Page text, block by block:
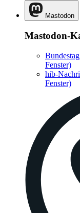
Mastodon
Mastodon-
Bundestag
Fenster)
hib-
Fenster)